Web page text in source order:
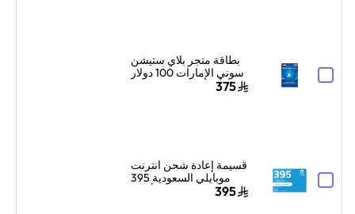
بطاقة متجر بلاي ستيشن
سوني الإمارات 100 دولار
أمريكي إرسال الكود375
قسيمة إعادة شحن انترنت
موبايلي السعودية 395
395